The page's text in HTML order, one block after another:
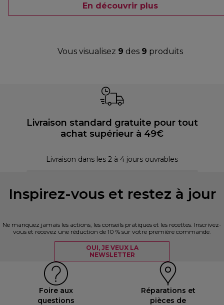
En découvrir plus
Vous visualisez 9 des 9 produits
Livraison standard gratuite pour tout
achat supérieur à 49€
Livraison dans les 2 à 4 jours ouvrables
Inspirez-vous et restez à jour
Ne manquez jamais les actions, les conseils pratiques et les recettes. Inscrivez-
vous et recevez une réduction de 10 % sur votre première commande.
OUI, JE VEUX LA
NEWSLETTER
Foire aux
questions
Réparations et
pièces de